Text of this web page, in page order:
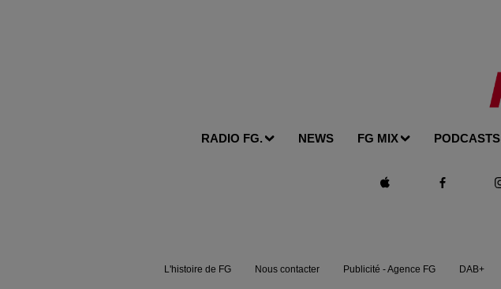
RADIO FG. NEWS FG MIX PODCASTS
L'histoire de FG Nous contacter Publicité - Agence FG DAB+